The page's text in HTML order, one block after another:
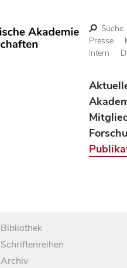
Suche
Presse
Intern
Bibliothek
Schriftenreihen
Archiv